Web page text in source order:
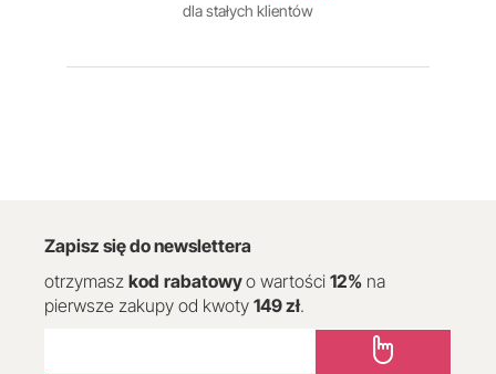
dla stałych klientów
Zapisz się do newslettera
otrzymasz kod rabatowyo wartości 12% na
pierwsze zakupy od kwoty 149 zł.